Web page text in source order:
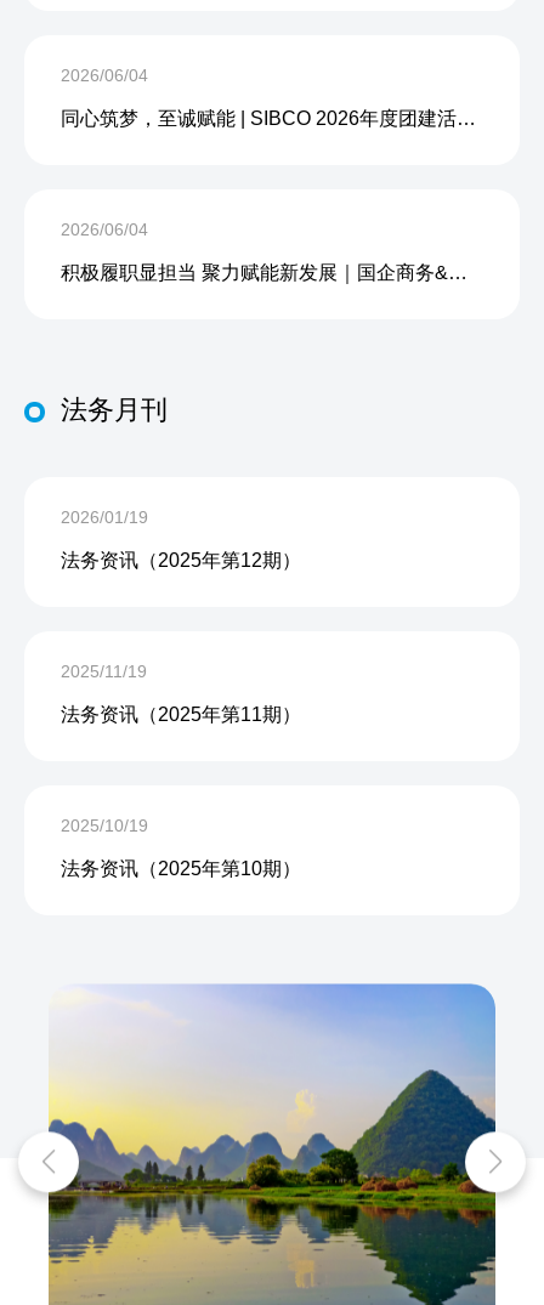
2026/06/04
同心筑梦，至诚赋能 | SIBCO 2026年度团建活动圆满收官
2026/06/04
积极履职显担当 聚力赋能新发展｜国企商务&中企人力出席上海现代服务业联合会第五届会员大会第三次会议暨2026服务业高质量发展大会
法务月刊
2026/01/19
法务资讯（2025年第12期）
2025/11/19
法务资讯（2025年第11期）
2025/10/19
法务资讯（2025年第10期）